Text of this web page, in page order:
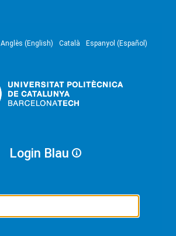
Anglès (English) Català Espanyol (Español)
Login Blau